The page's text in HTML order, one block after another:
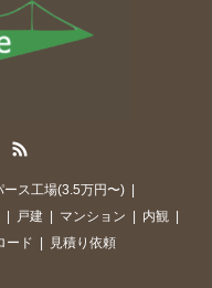
ース工場(3.5万円〜)
戸建 マンション
内観
ード 見積り依頼